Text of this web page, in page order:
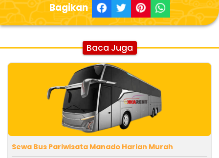
Bagikan
Baca Juga
Sewa Bus Pariwisata Manado Harian Murah